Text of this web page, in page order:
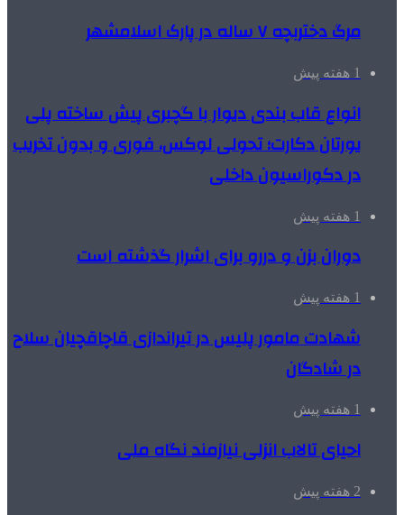
مرگ دختربچه ۷ ساله در پارک اسلامشهر
1 هفته پیش
انواع قاب بندی دیوار با گچبری پیش ساخته پلی
یورتان دکارت؛ تحولی لوکس، فوری و بدون تخریب
در دکوراسیون داخلی
1 هفته پیش
دوران بزن و دررو برای اشرار گذشته است
1 هفته پیش
شهادت مامور پلیس در تیراندازی قاچاقچیان سلاح
در شادگان
1 هفته پیش
احیای تالاب انزلی نیازمند نگاه ملی
2 هفته پیش